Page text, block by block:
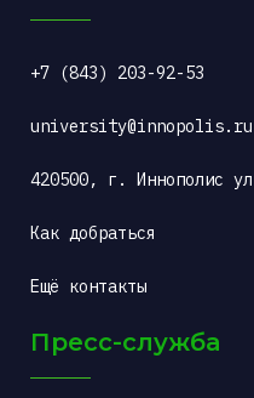
+7 (843) 203-92-53
university@innopolis.ru
420500, г. Иннополис
Как добраться
Ещё контакты
Пресс-служба